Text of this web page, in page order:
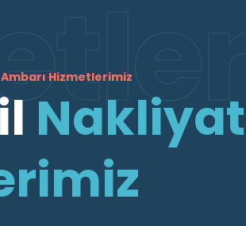
Hizmetlerimiz
Nakliyat